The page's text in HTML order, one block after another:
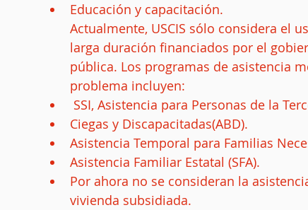
Educación y
Actualmente, USCIS sólo considera el
larga duración financiados por el
pública. Los programas de asistencia
problema incluyen:
SSI, Asistencia para Personas de la
Ciegas y Discapacitadas(ABD).
Asistencia Temporal para Familias
Asistencia Familiar Estatal (SFA).
Por ahora no se consideran la
vivienda subsidiada.